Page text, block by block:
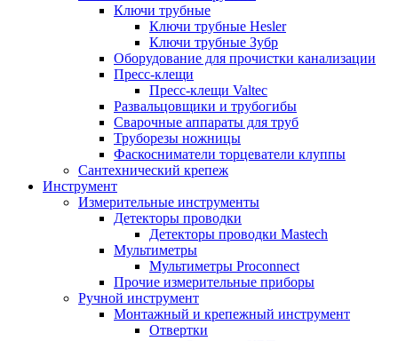
Ключи трубные
Ключи трубные Hesler
Ключи трубные Зубр
Оборудование для прочистки канализации
Пресс-клещи
Пресс-клещи Valtec
Развальцовщики и трубогибы
Сварочные аппараты для труб
Труборезы ножницы
Фаскосниматели торцеватели клуппы
Сантехнический крепеж
Инструмент
Измерительные инструменты
Детекторы проводки
Детекторы проводки Mastech
Мультиметры
Мультиметры Proconnect
Прочие измерительные приборы
Ручной инструмент
Монтажный и крепежный инструмент
Отвертки